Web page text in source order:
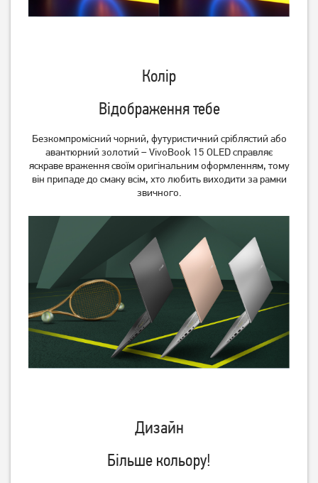
Колір
Відображення тебе
Безкомпромісний чорний, футуристичний сріблястий або
авантюрний золотий – VivoBook 15 OLED справляє
яскраве враження своїм оригінальним оформленням, тому
він припаде до смаку всім, хто любить виходити за рамки
звичного.
Дизайн
Більше кольору!